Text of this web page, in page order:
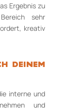
Ergebnis zu
sehr
kreativ
DEINEM
interne und
und